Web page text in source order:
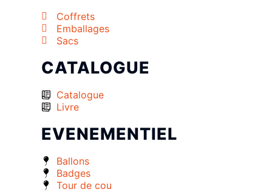
Coffrets
Emballages
Sacs
CATALOGUE
Catalogue
Livre
EVENEMENTIEL
Ballons
Badges
Tour de cou